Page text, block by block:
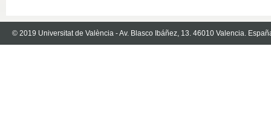
© 2019 Universitat de València - Av. Blasco Ibáñez, 13. 46010 Valencia.